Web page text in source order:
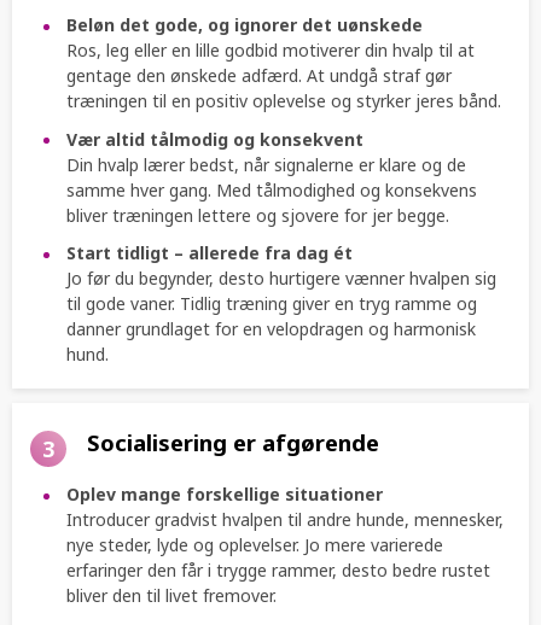
Beløn det gode, og ignorer det uønskede
Ros, leg eller en lille godbid motiverer din hvalp til at
gentage den ønskede adfærd. At undgå straf gør
træningen til en positiv oplevelse og styrker jeres bånd.
Vær altid tålmodig og konsekvent
Din hvalp lærer bedst, når signalerne er klare og de
samme hver gang. Med tålmodighed og konsekvens
bliver træningen lettere og sjovere for jer begge.
Start tidligt – allerede fra dag ét
Jo før du begynder, desto hurtigere vænner hvalpen sig
til gode vaner. Tidlig træning giver en tryg ramme og
danner grundlaget for en velopdragen og harmonisk
hund.
3 Socialisering er afgørende
Oplev mange forskellige situationer
Introducer gradvist hvalpen til andre hunde, mennesker,
nye steder, lyde og oplevelser. Jo mere varierede
erfaringer den får i trygge rammer, desto bedre rustet
bliver den til livet fremover.